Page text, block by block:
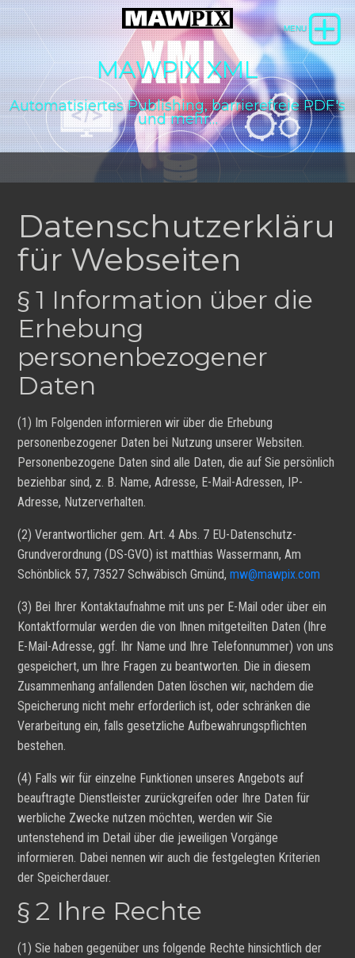
MAWPIX XML
Automatisiertes Publishing, barrierefreie PDF's
und mehr…
für Webseiten
§ 1 Information über die
Erhebung
personenbezogener
Daten
(1) Im Folgenden informieren wir über die Erhebung
personenbezogener Daten bei Nutzung unserer Websiten.
Personenbezogene Daten sind alle Daten, die auf Sie persönlich
beziehbar sind, z. B. Name, Adresse, E-Mail-Adressen, IP-
Adresse, Nutzerverhalten.
(2) Verantwortlicher gem. Art. 4 Abs. 7 EU-Datenschutz-
Grundverordnung (DS-GVO) ist matthias Wassermann, Am
Schönblick 57, 73527 Schwäbisch Gmünd,mw@mawpix.com
(3) Bei Ihrer Kontaktaufnahme mit uns per E-Mail oder über ein
Kontaktformular werden die von Ihnen mitgeteilten Daten (Ihre
E-Mail-Adresse, ggf. Ihr Name und Ihre Telefonnummer) von uns
gespeichert, um Ihre Fragen zu beantworten. Die in diesem
Zusammenhang anfallenden Daten löschen wir, nachdem die
Speicherung nicht mehr erforderlich ist, oder schränken die
Verarbeitung ein, falls gesetzliche Aufbewahrungspflichten
bestehen.
(4) Falls wir für einzelne Funktionen unseres Angebots auf
beauftragte Dienstleister zurückgreifen oder Ihre Daten für
werbliche Zwecke nutzen möchten, werden wir Sie
untenstehend im Detail über die jeweiligen Vorgänge
informieren. Dabei nennen wir auch die festgelegten Kriterien
der Speicherdauer.
§ 2 Ihre Rechte
(1) Sie haben gegenüber uns folgende Rechte hinsichtlich der